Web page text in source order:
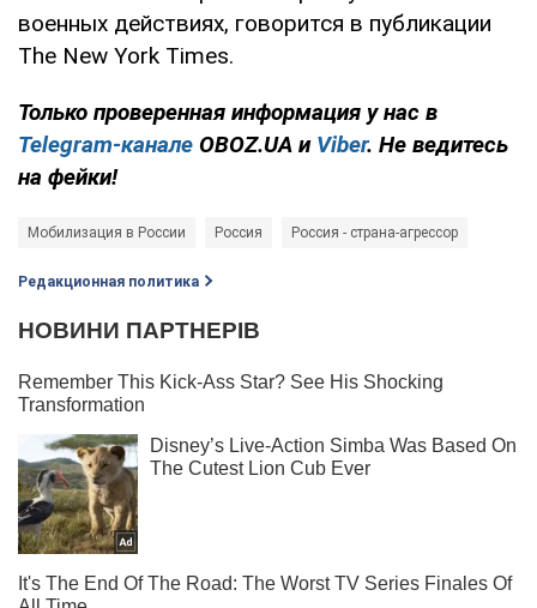
военных действиях, говорится в публикации
The New York Times.
Только проверенная информация у нас в
Telegram-канале OBOZ.UA и Viber. Не ведитесь
на фейки!
Мобилизация в России Россия Россия - страна-агрессор
Редакционная политика